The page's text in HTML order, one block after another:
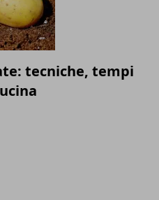
tecniche, tempi